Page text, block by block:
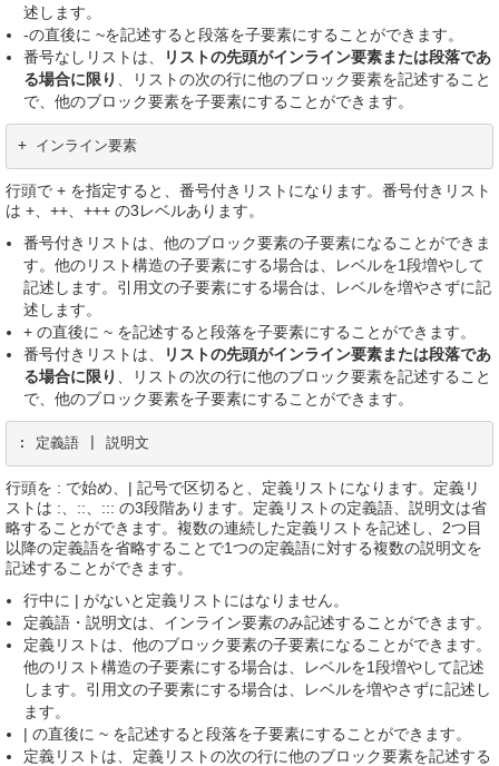
述します。
-の直後に ~を記述すると段落を子要素にすることができます。
番号なしリストは、
リストの先頭がインライン要素または段落であ
る場合に限り
、リストの次の行に他のブロック要素を記述すること
で、他のブロック要素を子要素にすることができます。
+ インライン要素
行頭で + を指定すると、番号付きリストになります。番号付きリスト
は +、++、+++ の3レベルあります。
番号付きリストは、他のブロック要素の子要素になることができま
す。他のリスト構造の子要素にする場合は、レベルを1段増やして
記述します。引用文の子要素にする場合は、レベルを増やさずに記
述します。
+ の直後に ~ を記述すると段落を子要素にすることができます。
番号付きリストは、
リストの先頭がインライン要素または段落であ
る場合に限り
、リストの次の行に他のブロック要素を記述すること
で、他のブロック要素を子要素にすることができます。
: 定義語 | 説明文
行頭を : で始め、| 記号で区切ると、定義リストになります。定義リ
ストは :、::、::: の3段階あります。定義リストの定義語、説明文は省
略することができます。複数の連続した定義リストを記述し、2つ目
以降の定義語を省略することで1つの定義語に対する複数の説明文を
記述することができます。
行中に | がないと定義リストにはなりません。
定義語・説明文は、インライン要素のみ記述することができます。
定義リストは、他のブロック要素の子要素になることができます。
他のリスト構造の子要素にする場合は、レベルを1段増やして記述
します。引用文の子要素にする場合は、レベルを増やさずに記述し
ます。
| の直後に ~ を記述すると段落を子要素にすることができます。
定義リストは、定義リストの次の行に他のブロック要素を記述する